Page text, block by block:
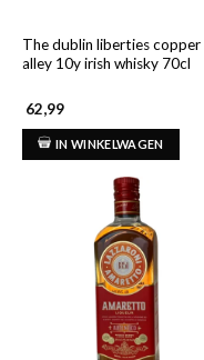
The dublin liberties copper
alley 10y irish whisky 70cl
62,99
IN WINKELWAGEN